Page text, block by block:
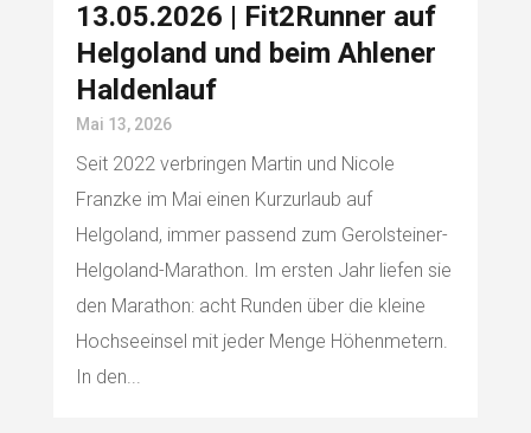
13.05.2026 | Fit2Runner auf
Helgoland und beim Ahlener
Haldenlauf
Mai 13, 2026
Seit 2022 verbringen Martin und Nicole
Franzke im Mai einen Kurzurlaub auf
Helgoland, immer passend zum Gerolsteiner-
Helgoland-Marathon. Im ersten Jahr liefen sie
den Marathon: acht Runden über die kleine
Hochseeinsel mit jeder Menge Höhenmetern.
In den...